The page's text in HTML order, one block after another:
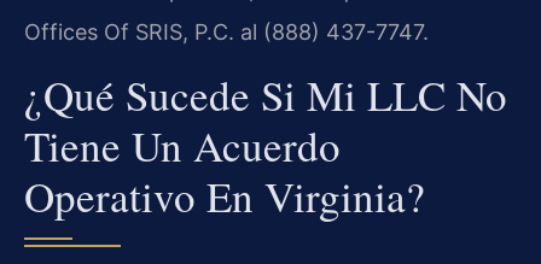
Offices Of SRIS, P.C. al (888) 437-7747.
¿Qué Sucede Si Mi LLC No
Tiene Un Acuerdo
Operativo En Virginia?